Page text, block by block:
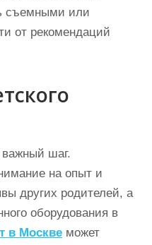
съемными или
от рекомендаций
шаг.
на опыт и
других родителей, а
оборудования в
в Москве может